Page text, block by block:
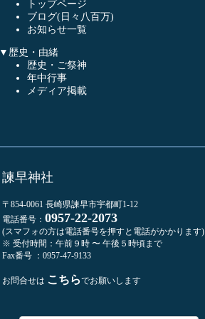
トップページ
ブログ(日々八百万)
お知らせ一覧
▼歴史・由緒
歴史・ご祭神
年中行事
メディア掲載
諫早神社
〒854-0061 長崎県諫早市宇都町1-12
電話番号： 0957-22-2073
(スマフォの方は電話番号を押すと電話がかかります)
※ 受付時間：午前９時 〜 午後５時頃まで
Fax番号 ：0957-47-9133
お問合せは こちらでお願いします